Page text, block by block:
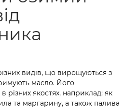
видів, що вирощуються з
масло. Його
різних якостях, наприклад: як
та маргарину, а також палива